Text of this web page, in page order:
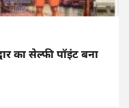
का सेल्फी पॉइंट बना